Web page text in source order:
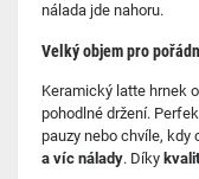
nálada jde nahoru.
Velký objem pro
Keramický latte hrnek o
pohodlné držení.
pauzy nebo chvíle, kdy
a víc nálady. Díky